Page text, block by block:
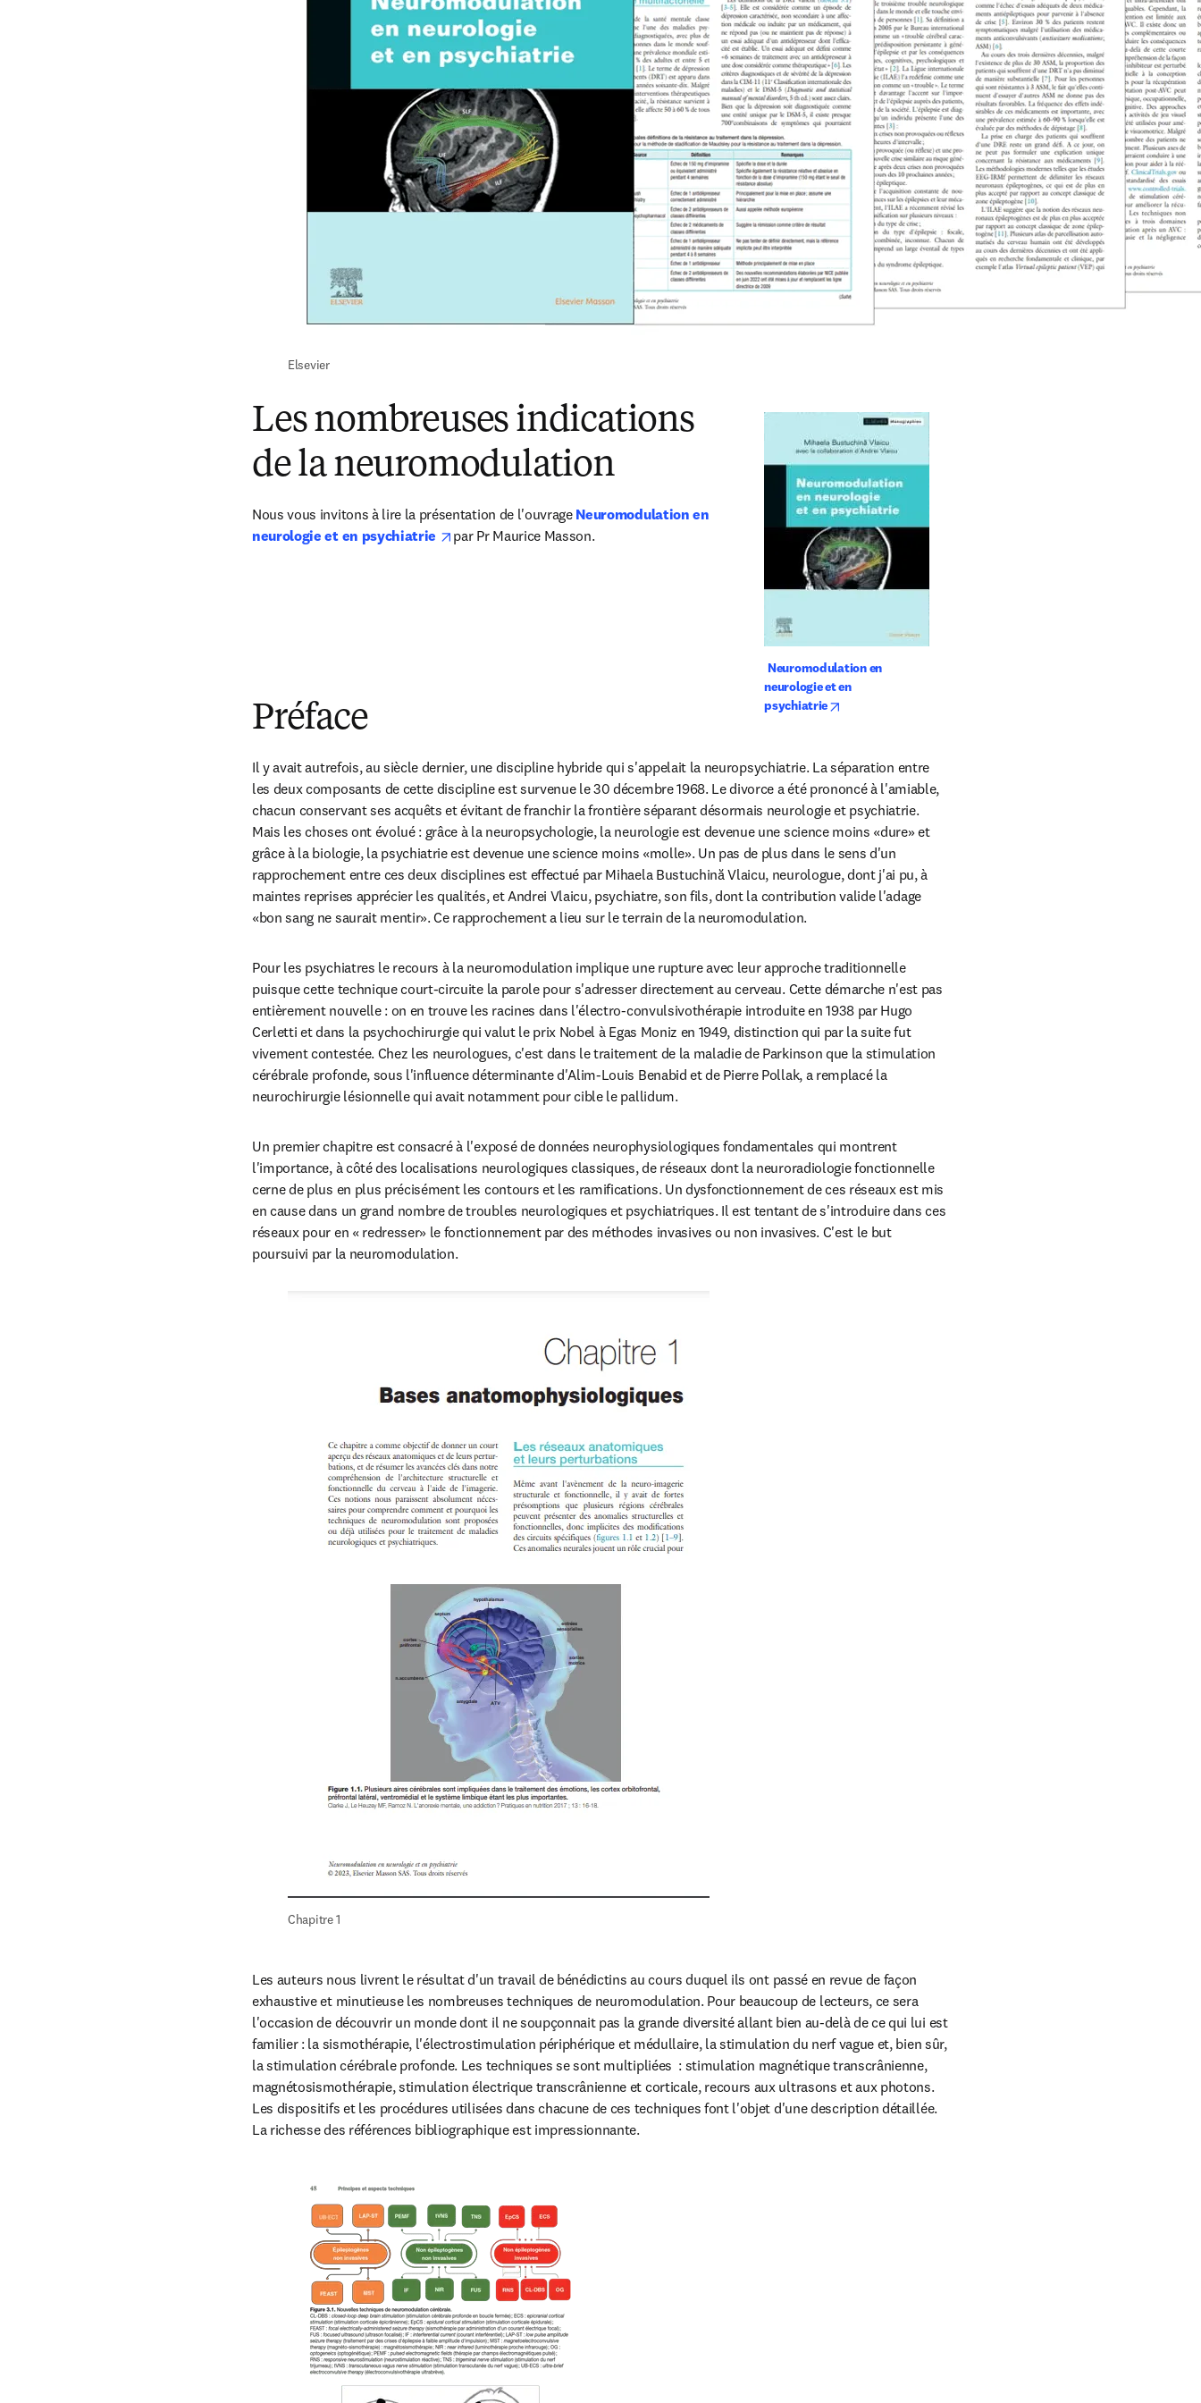
Elsevier
Les nombreuses indications
de la neuromodulation
Nous vous invitons à lire la présentation de l'ouvrage Neuromodulation en
neurologie et en psychiatrie
opens in new tab/window
par Pr Maurice Masson.
Neuromodulation en
neurologie et en
psychiatrie
Préface
Il y avait autrefois, au siècle dernier, une discipline hybride qui s'appelait la neuropsychiatrie. La séparation entre
les deux composants de cette discipline est survenue le 30 décembre 1968. Le divorce a été prononcé à l'amiable,
chacun conservant ses acquêts et évitant de franchir la frontière séparant désormais neurologie et psychiatrie.
Mais les choses ont évolué : grâce à la neuropsychologie, la neurologie est devenue une science moins «dure» et
grâce à la biologie, la psychiatrie est devenue une science moins «molle». Un pas de plus dans le sens d'un
rapprochement entre ces deux disciplines est effectué par Mihaela Bustuchină Vlaicu, neurologue, dont j'ai pu, à
maintes reprises apprécier les qualités, et Andrei Vlaicu, psychiatre, son fils, dont la contribution valide l'adage
«bon sang ne saurait mentir». Ce rapprochement a lieu sur le terrain de la neuromodulation.
Pour les psychiatres le recours à la neuromodulation implique une rupture avec leur approche traditionnelle
puisque cette technique court-circuite la parole pour s'adresser directement au cerveau. Cette démarche n'est pas
entièrement nouvelle : on en trouve les racines dans l'électro-convulsivothérapie introduite en 1938 par Hugo
Cerletti et dans la psychochirurgie qui valut le prix Nobel à Egas Moniz en 1949, distinction qui par la suite fut
vivement contestée. Chez les neurologues, c'est dans le traitement de la maladie de Parkinson que la stimulation
cérébrale profonde, sous l'influence déterminante d'Alim-Louis Benabid et de Pierre Pollak, a remplacé la
neurochirurgie lésionnelle qui avait notamment pour cible le pallidum.
Un premier chapitre est consacré à l'exposé de données neurophysiologiques fondamentales qui montrent
l'importance, à côté des localisations neurologiques classiques, de réseaux dont la neuroradiologie fonctionnelle
cerne de plus en plus précisément les contours et les ramifications. Un dysfonctionnement de ces réseaux est mis
en cause dans un grand nombre de troubles neurologiques et psychiatriques. Il est tentant de s'introduire dans ces
réseaux pour en « redresser» le fonctionnement par des méthodes invasives ou non invasives. C'est le but
poursuivi par la neuromodulation.
Chapitre 1
Les auteurs nous livrent le résultat d'un travail de bénédictins au cours duquel ils ont passé en revue de façon
exhaustive et minutieuse les nombreuses techniques de neuromodulation. Pour beaucoup de lecteurs, ce sera
l'occasion de découvrir un monde dont il ne soupçonnait pas la grande diversité allant bien au-delà de ce qui lui est
familier : la sismothérapie, l'électrostimulation périphérique et médullaire, la stimulation du nerf vague et, bien sûr,
la stimulation cérébrale profonde. Les techniques se sont multipliées  : stimulation magnétique transcrânienne,
magnétosismothérapie, stimulation électrique transcrânienne et corticale, recours aux ultrasons et aux photons.
Les dispositifs et les procédures utilisées dans chacune de ces techniques font l'objet d'une description détaillée.
La richesse des références bibliographique est impressionnante.